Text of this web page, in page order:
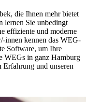
die Ihnen mehr bietet
lernen Sie unbedingt
effiziente und moderne
innen kennen das WEG-
Software, um Ihre
WEGs in ganz Hamburg
Erfahrung und unseren